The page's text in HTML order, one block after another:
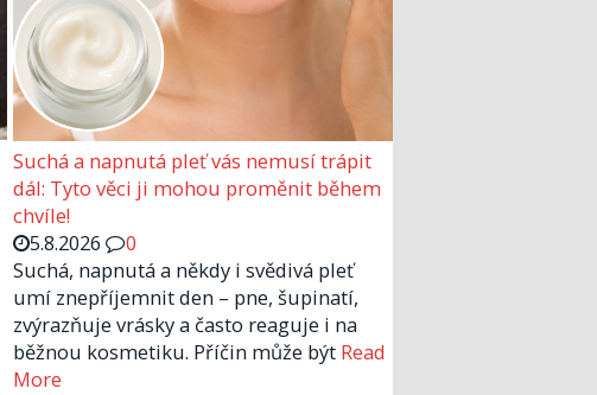
Suchá a napnutá pleť vás nemusí trápit
dál: Tyto věci ji mohou proměnit během
chvíle!
5.8.2026
0
Suchá, napnutá a někdy i svědivá pleť
umí znepříjemnit den – pne, šupinatí,
zvýrazňuje vrásky a často reaguje i na
běžnou kosmetiku. Příčin může být Read
More